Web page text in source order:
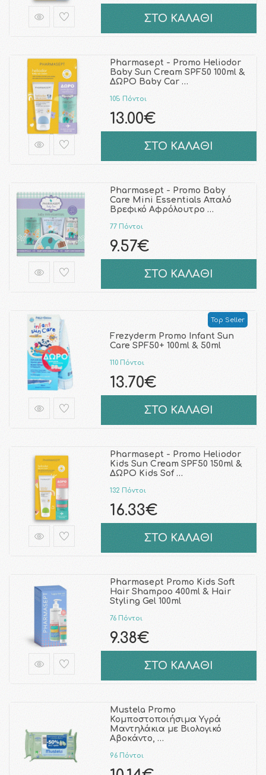
ΣΤΟ ΚΑΛΑΘΙ
Pharmasept - Promo Heliodor
Baby Sun Cream SPF50 100ml &
ΔΩΡΟ Baby Car …
105 Πόντοι
13.00€
ΣΤΟ ΚΑΛΑΘΙ
Pharmasept - Promo Baby
Care Mini Essentials Απαλό
Βρεφικό Αφρόλουτρο …
77 Πόντοι
9.57€
ΣΤΟ ΚΑΛΑΘΙ
Top Seller
Frezyderm Promo Infant Sun
Care SPF50+ 100ml & 50ml
110 Πόντοι
13.70€
ΣΤΟ ΚΑΛΑΘΙ
Pharmasept - Promo Heliodor
Kids Sun Cream SPF50 150ml &
ΔΩΡΟ Kids Sof …
132 Πόντοι
16.33€
ΣΤΟ ΚΑΛΑΘΙ
Pharmasept Promo Kids Soft
Hair Shampoo 400ml & Hair
Styling Gel 100ml
76 Πόντοι
9.38€
ΣΤΟ ΚΑΛΑΘΙ
Mustela Promo
Κομποστοποιήσιμα Υγρά
Μαντηλάκια με Βιολογικό
Αβοκάντο, …
96 Πόντοι